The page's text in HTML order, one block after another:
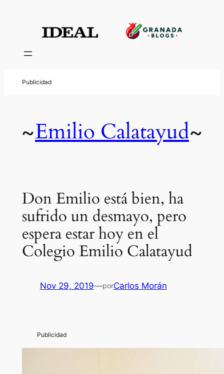
~Emilio Calatayud~
Don Emilio está bien, ha
sufrido un desmayo, pero
espera estar hoy en el
Colegio Emilio Calatayud
Nov 29, 2019—porCarlos Morán